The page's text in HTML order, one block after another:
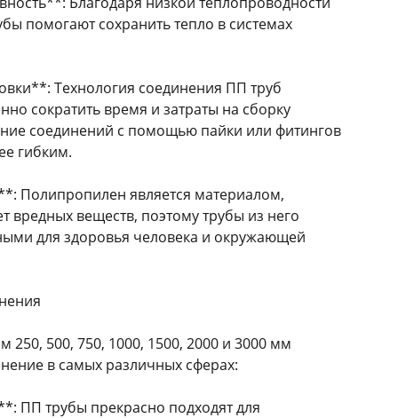
помогают сохранить тепло в системах
Технология соединения ПП труб
сократить время и затраты на сборку
соединений с помощью пайки или фитингов
гибким.
Полипропилен является материалом,
вредных веществ, поэтому трубы из него
для здоровья человека и окружающей
500, 750, 1000, 1500, 2000 и 3000 мм
в самых различных сферах:
ПП трубы прекрасно подходят для